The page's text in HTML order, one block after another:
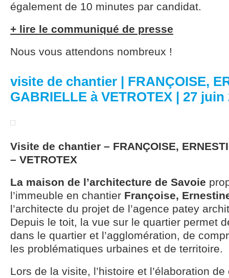
également de 10 minutes par candidat.
+ lire le communiqué de presse
Nous vous attendons nombreux !
visite de chantier | FRANÇOISE,
GABRIELLE à VETROTEX | 27 juin
Visite de chantier – FRANÇOISE,
– VETROTEX
La maison de l’architecture de Savoie
l’immeuble en chantier Françoise,
l’architecte du projet de l’agence patey
Depuis le toit, la vue sur le quartier permet
dans le quartier et l’agglomération, de
les problématiques urbaines et de territoire.
Lors de la visite, l’histoire et l’élaboration